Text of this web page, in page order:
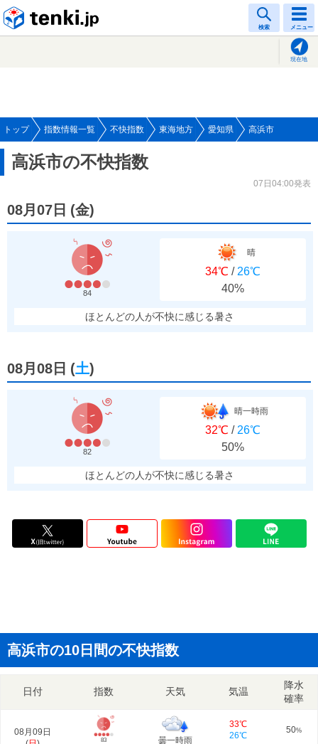
検索 メニュー
現在地
トップ 指数情報一覧 不快指数 東海地方 愛知県 高浜市
高浜市の不快指数
07日04:00発表
08月07日 (金)
84
晴
34℃ / 26℃
40%
ほとんどの人が不快に感じる暑さ
08月08日 (土)
82
晴一時雨
32℃ / 26℃
50%
ほとんどの人が不快に感じる暑さ
高浜市の10日間の不快指数
日付 指数 天気 気温
降水
確率
08月09日
83 曇一時雨
33℃
26℃
50%